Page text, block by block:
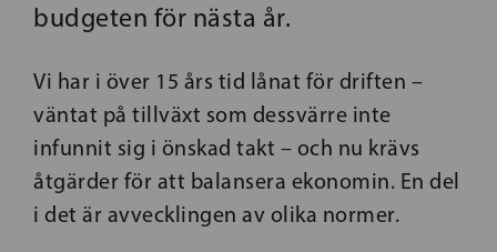
budgeten för nästa år.
Vi har i över 15 års tid lånat för driften –
väntat på tillväxt som dessvärre inte
infunnit sig i önskad takt – och nu krävs
åtgärder för att balansera ekonomin. En del
i det är avvecklingen av olika normer.